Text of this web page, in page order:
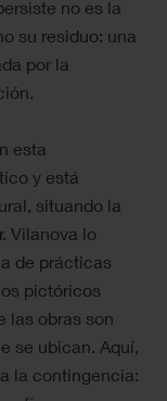
no es la
su residuo: una
por la
esta
y está
situando la
Vilanova lo
de prácticas
pictóricos
las obras son
se ubican. Aquí,
la contingencia: